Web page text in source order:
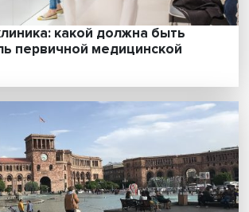
соперничество США с
Китаем становится основой
мирового порядка